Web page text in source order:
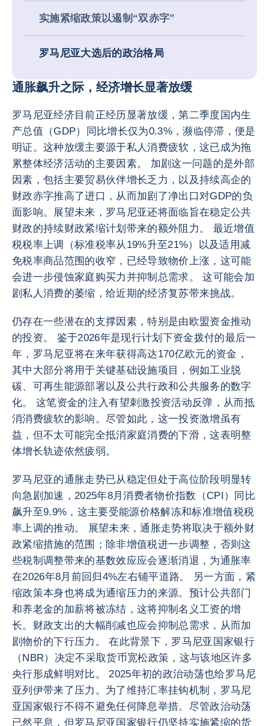
实施紧缩政策以遏制“双赤字”
罗马尼亚大选后的政治格局
通胀飙升之际，经济增长显著放缓
罗马尼亚经济目前正经历显著放缓，第二季度国内生
产总值（GDP）同比增长仅为0.3%，濒临停滞，便是
明证。这种放缓主要源于私人消费疲软，这已成为拖
累整体经济活动的主要因素。 加剧这一问题的是外部
因素，包括主要贸易伙伴增长乏力，以及持续高企的
财政赤字推高了进口，从而加剧了净出口对GDP的负
面影响。展望未来，罗马尼亚还将面临旨在稳定公共
财政的持续财政紧缩计划带来的额外阻力。 最近增值
税税率上调（标准税率从19%升至21%）以及适用减
免税率商品范围的收窄，已经导致物价上涨，这可能
会进一步侵蚀家庭购买力并抑制总需求。 这可能会加
剧私人消费的萎缩，给近期的经济复苏带来挑战。
仍存在一些潜在的支撑因素，特别是由欧盟资金推动
的投资。 鉴于2026年是现行计划下资金拨付的最后一
年，罗马尼亚将在来年获得高达170亿欧元的资金，
其中大部分将用于关键基础设施项目，例如工业脱
碳、可再生能源部署以及公共行政和公共服务的数字
化。 这笔资金的注入有望刺激投资活动反弹，从而抵
消消费疲软的影响。尽管如此，这一投资激增虽有
益，但不太可能完全抵消家庭消费的下滑，这表明整
体增长轨迹依然疲弱。
罗马尼亚的通胀走势已从稳定但处于高位阶段明显转
向急剧加速，2025年8月消费者物价指数（CPI）同比
飙升至9.9%，这主要受能源价格解冻和标准增值税税
率上调的推动。 展望未来，通胀走势将取决于额外财
政紧缩措施的范围；除非增值税进一步调整，否则这
些税制调整带来的基数效应应会逐渐消退，为通胀率
在2026年8月前回归4%左右铺平道路。 另一方面，紧
缩政策本身也将成为通缩压力的来源。预计公共部门
和养老金的加薪将被冻结，这将抑制名义工资的增
长。财政支出的大幅削减也应会抑制总需求，从而加
剧物价的下行压力。 在此背景下，罗马尼亚国家银行
（NBR）决定不采取货币宽松政策，这与该地区许多
央行形成鲜明对比。 2025年初的政治动荡也给罗马尼
亚列伊带来了压力。为了维持汇率挂钩机制，罗马尼
亚国家银行不得不避免任何降息举措。尽管政治动荡
已然平息，但罗马尼亚国家银行仍坚持实施紧缩的货